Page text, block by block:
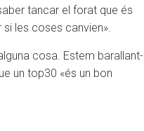
tancar el forat que és
les coses canvien».
cosa. Estem barallant-
un top30 «és un bon